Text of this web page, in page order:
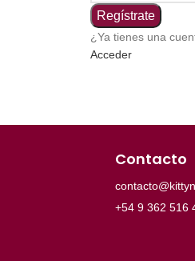
Regístrate
¿Ya tienes una
Acceder
Contacto
+54 9 362 516